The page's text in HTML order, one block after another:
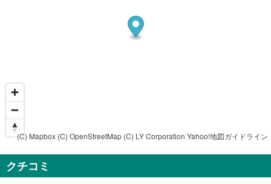
(C) Mapbox (C) OpenStreetMap (C) LY Corporation Yahoo!地図ガイドライン
クチコミ